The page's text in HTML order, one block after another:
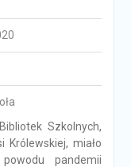
Szkolnych,
Królewskiej, miało
pandemii